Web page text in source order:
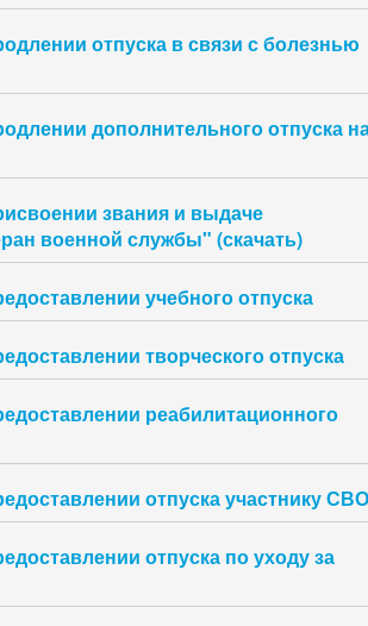
отпуска в связи с болезнью
дополнительного отпуска
звания и выдаче
военной службы" (скачать)
учебного отпуска
творческого отпуска
реабилитационного
отпуска участнику СВО
отпуска по уходу за